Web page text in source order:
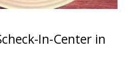
In-Center in